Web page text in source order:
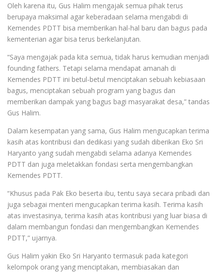
Oleh karena itu, Gus Halim mengajak semua pihak terus
berupaya maksimal agar keberadaan selama mengabdi di
Kemendes PDTT bisa memberikan hal-hal baru dan bagus pada
kementerian agar bisa terus berkelanjutan.
“Saya mengajak pada kita semua, tidak harus kemudian menjadi
founding fathers. Tetapi selama mendapat amanah di
Kemendes PDTT ini betul-betul menciptakan sebuah kebiasaan
bagus, menciptakan sebuah program yang bagus dan
memberikan dampak yang bagus bagi masyarakat desa,” tandas
Gus Halim.
Dalam kesempatan yang sama, Gus Halim mengucapkan terima
kasih atas kontribusi dan dedikasi yang sudah diberikan Eko Sri
Haryanto yang sudah mengabdi selama adanya Kemendes
PDTT dan juga meletakkan fondasi serta mengembangkan
Kemendes PDTT.
“Khusus pada Pak Eko beserta ibu, tentu saya secara pribadi dan
juga sebagai menteri mengucapkan terima kasih. Terima kasih
atas investasinya, terima kasih atas kontribusi yang luar biasa di
dalam membangun fondasi dan mengembangkan Kemendes
PDTT,” ujarnya.
Gus Halim yakin Eko Sri Haryanto termasuk pada kategori
kelompok orang yang menciptakan, membiasakan dan